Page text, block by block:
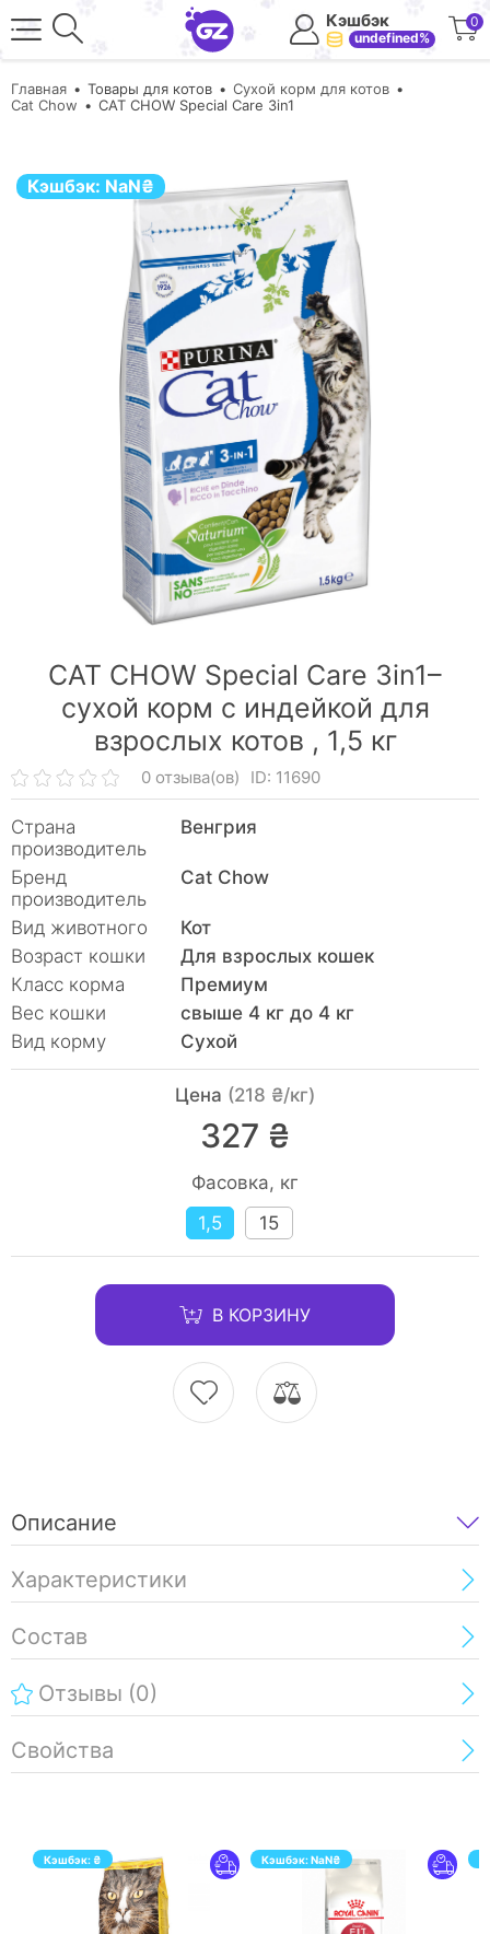
Кэшбэк
undefined%
0
Главная Товары для котов
Сухой корм для котов
Cat Chow
CAT CHOW Special Care 3in1
Кэшбэк: NaN₴
CAT CHOW Special Care 3in1–
сухой корм с индейкой для
взрослых котов , 1,5 кг
0 отзыва(ов) ID: 11690
Страна
производитель
Венгрия
Бренд
производитель
Cat Chow
Вид животного
Кот
Возраст кошки
Для взрослых кошек
Класс корма
Премиум
Вес кошки
свыше 4 кг до 4 кг
Вид корму
Сухой
Цена (218 ₴/кг)
327 ₴
Фасовка, кг
1,5
15
В КОРЗИНУ
Описание
Характеристики
Состав
Отзывы (0)
Свойства
Кэшбэк: ₴ Кэшбэк:NaN₴